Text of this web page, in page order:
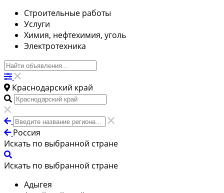
Строительные работы
Услуги
Химия, нефтехимия, уголь
Электротехника
Краснодарский край
Россия
Искать по выбранной стране
Искать по выбранной стране
Адыгея